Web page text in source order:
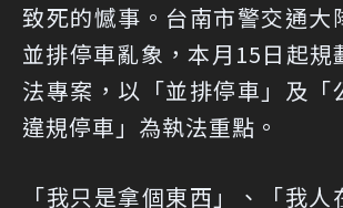
致死的憾事。台南市警交通大
並排停車亂象，本月15日起規
法專案，以「並排停車」及「
違規停車」為執法重點。
「我只是拿個東西」、「我